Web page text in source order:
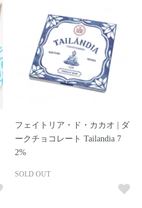
フェイトリア・ド・カカオ | ダ
ークチョコレート Tailandia 7
2%
SOLD OUT